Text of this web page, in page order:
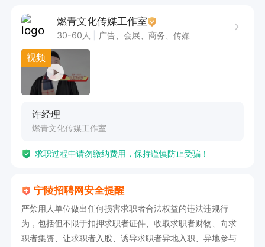
工作时间：3小时 时间自由
燃青文化传媒工作室
30-60人 广告、会展、商务、传媒
视频
许经理
燃青文化传媒工作室
求职过程中请勿缴纳费用，保持谨慎防止受骗！
宁陵招聘网安全提醒
严禁用人单位做出任何损害求职者合法权益的违法违规行
为，包括但不限于扣押求职者证件、收取求职者财物、向求
职者集资、让求职者入股、诱导求职者异地入职、异地参与